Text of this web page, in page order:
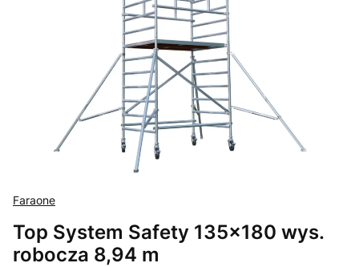
Faraone
Top System Safety 135x180 wys.
robocza 8,94 m